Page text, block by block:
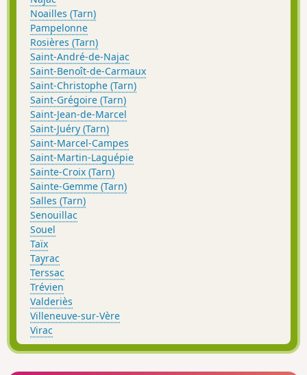
Noailles (Tarn)
Pampelonne
Rosières (Tarn)
Saint-André-de-Najac
Saint-Benoît-de-Carmaux
Saint-Christophe (Tarn)
Saint-Grégoire (Tarn)
Saint-Jean-de-Marcel
Saint-Juéry (Tarn)
Saint-Marcel-Campes
Saint-Martin-Laguépie
Sainte-Croix (Tarn)
Sainte-Gemme (Tarn)
Salles (Tarn)
Senouillac
Souel
Taïx
Tayrac
Terssac
Trévien
Valderiès
Villeneuve-sur-Vère
Virac